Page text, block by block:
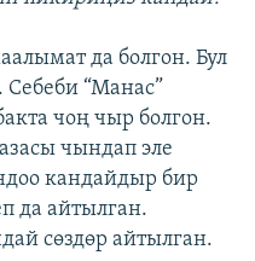
да болгон. Бул
Себеби “Манас”
чоң чыр болгон.
чындап эле
кандайдыр бир
да айтылган.
сөздөр айтылган.